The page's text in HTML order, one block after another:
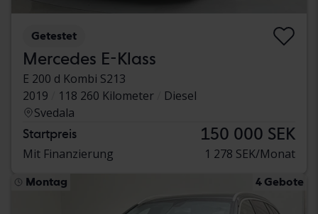
Getestet
Mercedes E-Klass
E 200 d Kombi S213
2019
118 260 Kilometer
Diesel
Svedala
Startpreis 150 000 SEK
Mit Finanzierung 1 278 SEK/Monat
Montag 4 Gebote